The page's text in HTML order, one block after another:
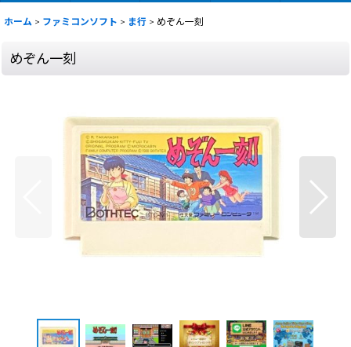
ホーム > ファミコンソフト > ま行 > めぞん一刻
めぞん一刻